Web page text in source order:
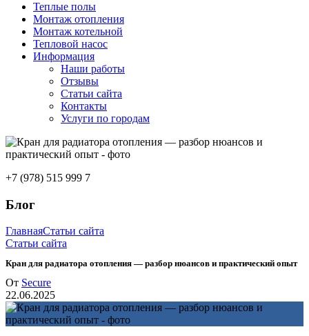
Теплые полы
Монтаж отопления
Монтаж котельной
Тепловой насос
Информация
Наши работы
Отзывы
Статьи сайта
Контакты
Услуги по городам
+7 (978) 515 999 7
Блог
ГлавнаяСтатьи сайта
Статьи сайта
Кран для радиатора отопления — разбор нюансов и практический опыт
От Secure
22.06.2025